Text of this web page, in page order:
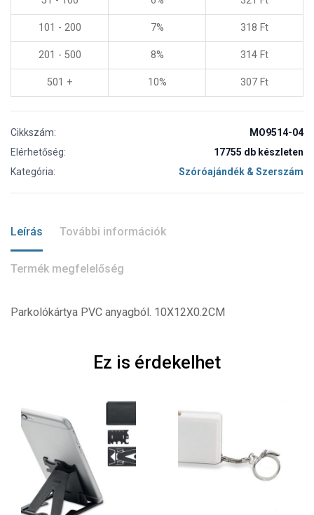
101 - 200 7% 318 Ft
201 - 500 8% 314 Ft
501 + 10% 307 Ft
Cikkszám:
MO9514-04
Elérhetőség:
17755 db készleten
Kategória:
Szóróajándék & Szerszám
Leírás További információk
Termék megfelelőség
Parkolókártya PVC anyagból. 10X12X0.2CM
Ez is érdekelhet